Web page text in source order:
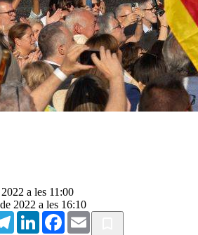
a les 11:00
2022 a les 16:10
TelegramLinkedInFacebook
Email